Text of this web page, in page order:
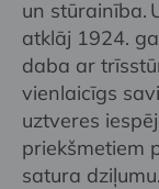
un stūrainība.
atklāj 1924.
daba ar
vienlaicīgs
uztveres
priekšmetiem
satura dziļumu.